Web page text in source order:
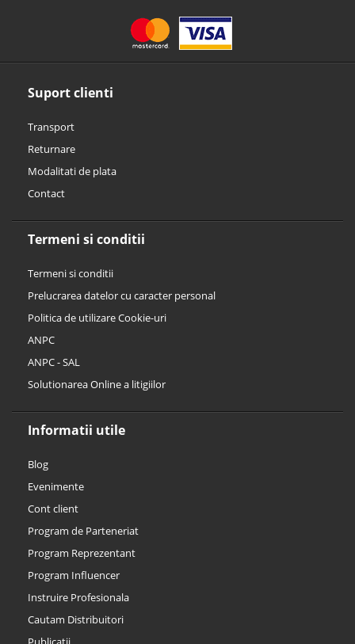
Suport clienti
Transport
Returnare
Modalitati de plata
Contact
Termeni si conditii
Termeni si conditii
Prelucrarea datelor cu caracter personal
Politica de utilizare Cookie-uri
ANPC
ANPC - SAL
Solutionarea Online a litigiilor
Informatii utile
Blog
Evenimente
Cont client
Program de Parteneriat
Program Reprezentant
Program Influencer
Instruire Profesionala
Cautam Distribuitori